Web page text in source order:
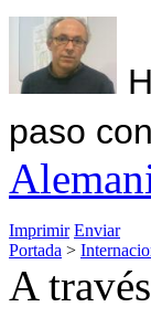
paso
Imprimir Enviar
Portada >
A